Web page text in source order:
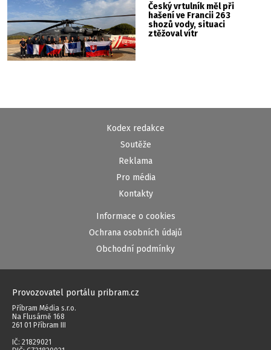
Český vrtulník měl při
hašení ve Francii 263
shozů vody, situaci
ztěžoval vítr
Kodex redakce
Soutěže
Reklama
Pro média
Kontakty
Informace o cookies
Ochrana osobních údajů
Obchodní podmínky
Provozovatel portálu pribram.cz
Příbram Média s.r.o.
Na Flusárně 168
261 01 Příbram III
IČ: 21829021